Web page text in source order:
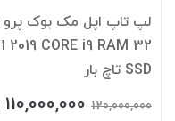
SSD تاچ بار
120,000,000
110,000,000